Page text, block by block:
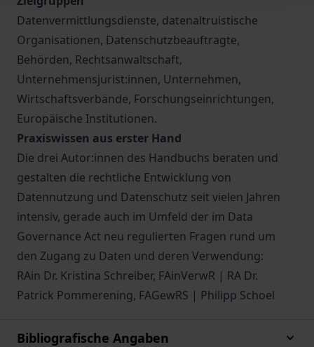
Datenvermittlungsdienste, datenaltruistische
Organisationen, Datenschutzbeauftragte,
Behörden, Rechtsanwaltschaft,
Unternehmensjurist:innen, Unternehmen,
Wirtschaftsverbände, Forschungseinrichtungen,
Europäische Institutionen.
Praxiswissen aus erster Hand
Die drei Autor:innen des Handbuchs beraten und
gestalten die rechtliche Entwicklung von
Datennutzung und Datenschutz seit vielen Jahren
intensiv, gerade auch im Umfeld der im Data
Governance Act neu regulierten Fragen rund um
den Zugang zu Daten und deren Verwendung:
RAin Dr. Kristina Schreiber, FAinVerwR | RA Dr.
Patrick Pommerening, FAGewRS | Philipp Schoel
Bibliografische Angaben